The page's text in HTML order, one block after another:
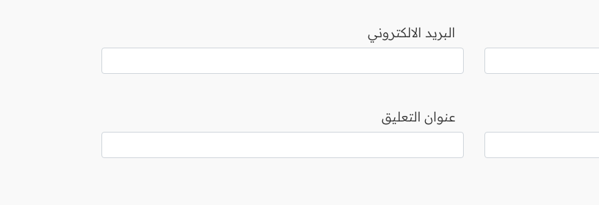
البريد الالكتروني
عنوان التعليق